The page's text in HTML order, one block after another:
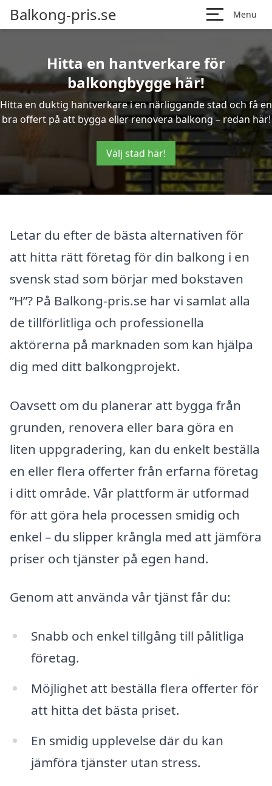
Balkong-pris.se Menu
Hitta en hantverkare för
balkongbygge här!
Hitta en duktig hantverkare i en närliggande stad och få en
bra offert på att bygga eller renovera balkong – redan här!
Välj stad här!
Letar du efter de bästa alternativen för
att hitta rätt företag för din balkong i en
svensk stad som börjar med bokstaven
”H”? På Balkong-pris.se har vi samlat alla
de tillförlitliga och professionella
aktörerna på marknaden som kan hjälpa
dig med ditt balkongprojekt.
Oavsett om du planerar att bygga från
grunden, renovera eller bara göra en
liten uppgradering, kan du enkelt beställa
en eller flera offerter från erfarna företag
i ditt område. Vår plattform är utformad
för att göra hela processen smidig och
enkel – du slipper krångla med att jämföra
priser och tjänster på egen hand.
Genom att använda vår tjänst får du:
Snabb och enkel tillgång till pålitliga
företag.
Möjlighet att beställa flera offerter för
att hitta det bästa priset.
En smidig upplevelse där du kan
jämföra tjänster utan stress.